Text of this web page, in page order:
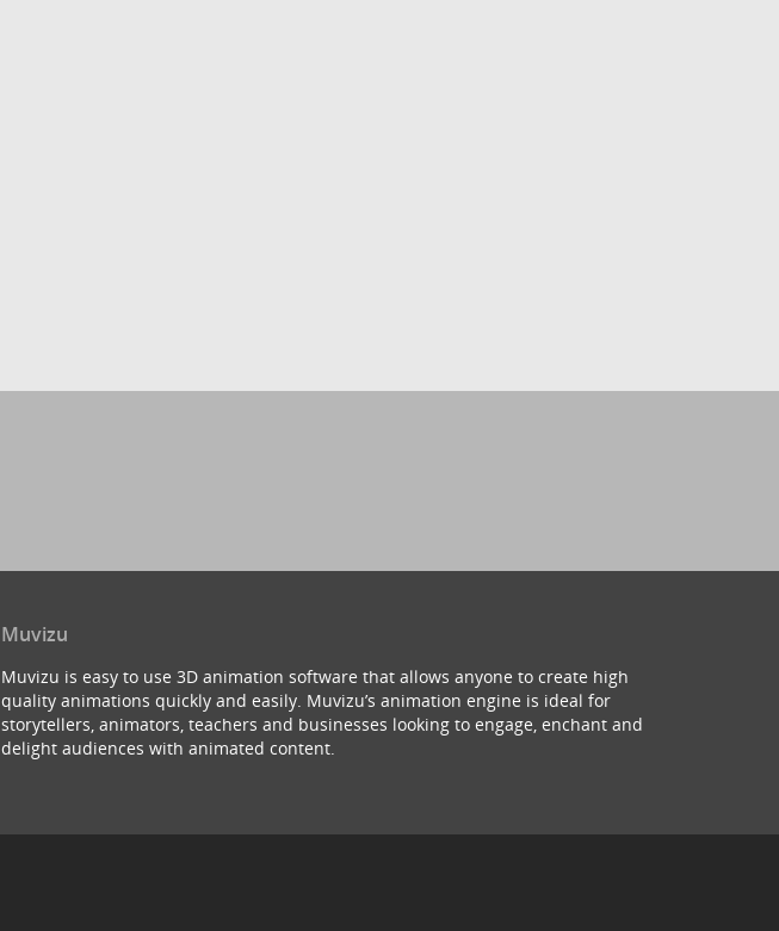
Muvizu
Muvizu is easy to use 3D animation software that allows anyone to create high
quality animations quickly and easily. Muvizu’s animation engine is ideal for
storytellers, animators, teachers and businesses looking to engage, enchant and
delight audiences with animated content.